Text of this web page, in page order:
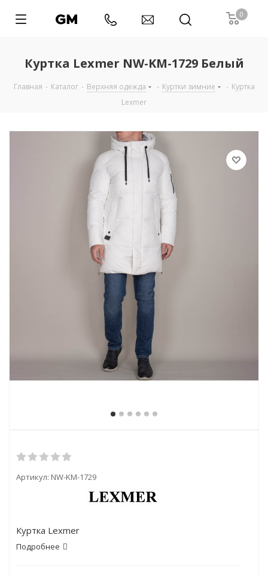
0
Куртка Lexmer NW-KM-1729 Белый
Главная - Каталог - Верхняя одежда - Куртки зимние - Куртка
Lexmer
Артикул: NW-KM-1729
Куртка Lexmer
Подробнее